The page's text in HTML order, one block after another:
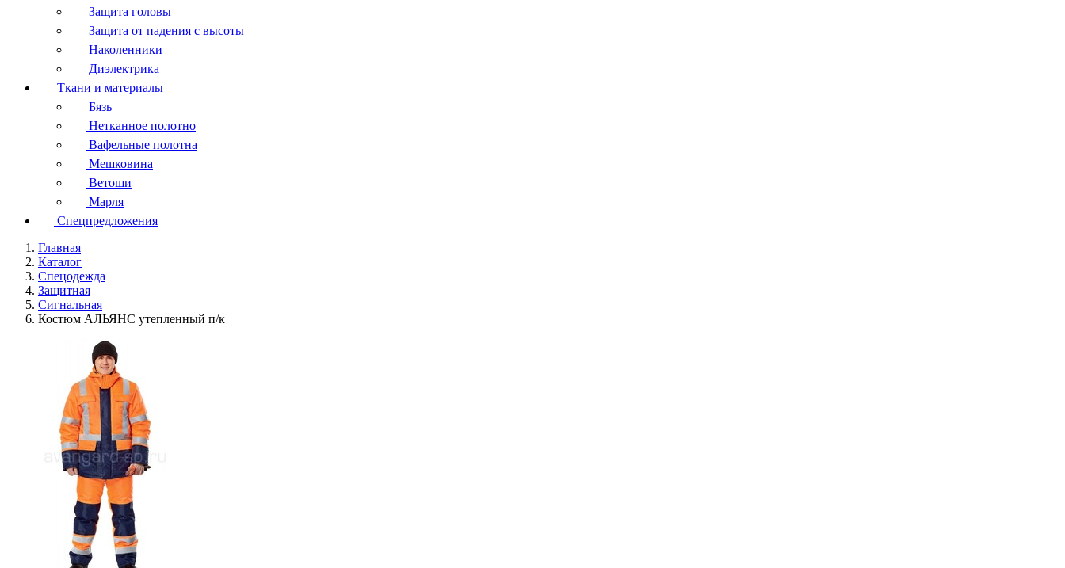
Защита головы
Защита от падения с высоты
Наколенники
Диэлектрика
Ткани и материалы
Бязь
Нетканное полотно
Вафельные полотна
Мешковина
Ветоши
Марля
Спецпредложения
Главная
Каталог
Спецодежда
Защитная
Сигнальная
Костюм АЛЬЯНС утепленный п/к